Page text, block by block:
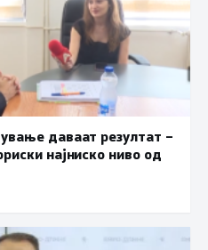
даваат резултат –
најниско ниво од